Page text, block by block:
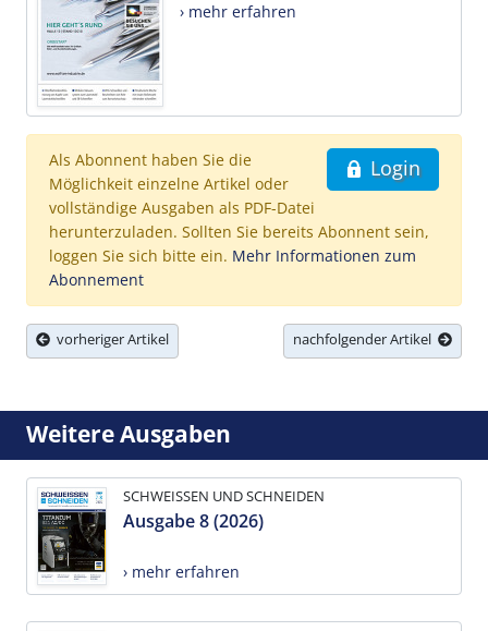
› mehr erfahren
Login
Als Abonnent haben Sie die
Möglichkeit einzelne Artikel oder
vollständige Ausgaben als PDF-Datei
herunterzuladen. Sollten Sie bereits Abonnent sein,
loggen Sie sich bitte ein. Mehr Informationen zum
Abonnement
vorheriger Artikel nachfolgender Artikel
Weitere Ausgaben
SCHWEISSEN UND SCHNEIDEN
Ausgabe 8 (2026)
› mehr erfahren